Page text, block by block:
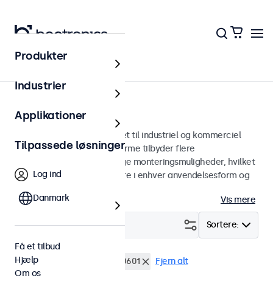
Skærme
13-tommer skærme
13 tommer skærme designet til industriel og kommerciel
brug. Vores 13-tommer skærme tilbyder flere
billedforbindelser og alsidige monteringsmuligheder, hvilket
gør dem nemme at integrere i enhver anvendelsesform og
Vis mere
Sortere:
Filter (2)
13 tommer skaerme EN60601 Fjern alt
Produkter
Industrier
Applikationer
Tilpassede løsninger
Log ind
Danmark
Få et tilbud
Hjælp
Om os